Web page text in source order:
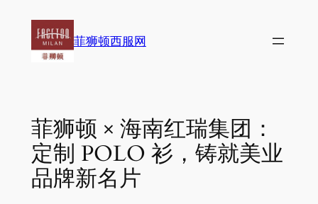
菲狮顿西服网
菲狮顿 × 海南红瑞集团：
定制 POLO 衫，铸就美业
品牌新名片